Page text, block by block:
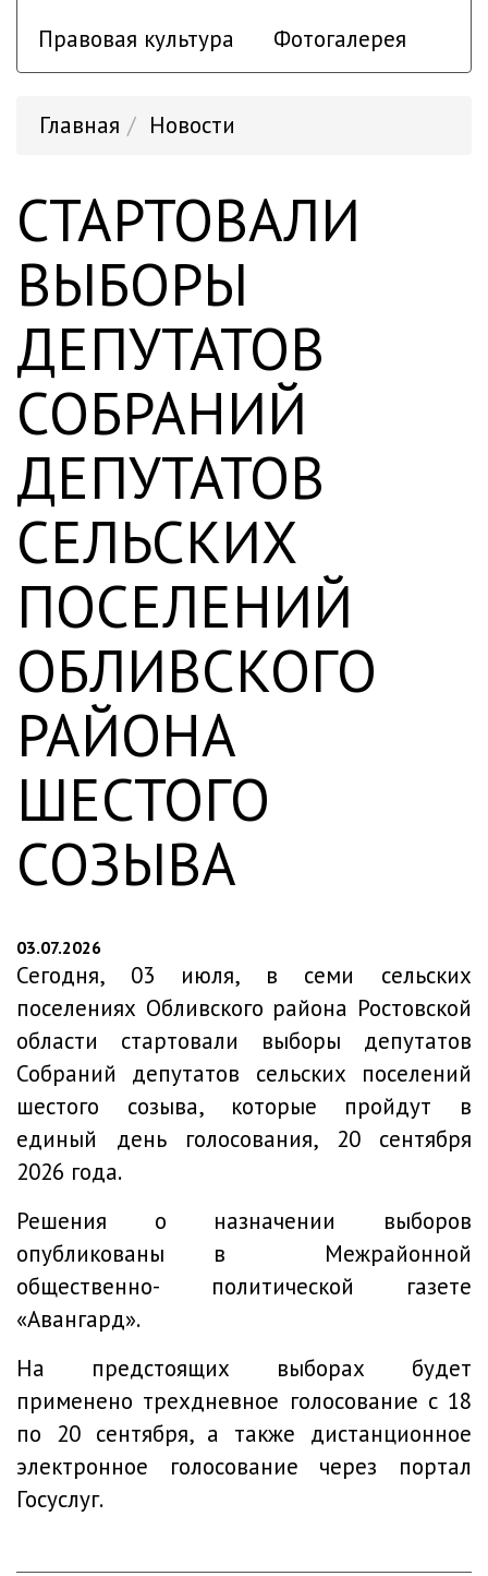
Правовая культура Фотогалерея
Главная Новости
СТАРТОВАЛИ
ВЫБОРЫ
ДЕПУТАТОВ
СОБРАНИЙ
ДЕПУТАТОВ
СЕЛЬСКИХ
ПОСЕЛЕНИЙ
ОБЛИВСКОГО
РАЙОНА
ШЕСТОГО
СОЗЫВА
03.07.2026
Сегодня, 03 июля, в семи сельских
поселениях Обливского района Ростовской
области стартовали выборы депутатов
Собраний депутатов сельских поселений
шестого созыва, которые пройдут в
единый день голосования, 20 сентября
2026 года.
Решения о назначении выборов
опубликованы в Межрайонной
общественно- политической газете
«Авангард».
На предстоящих выборах будет
применено трехдневное голосование с 18
по 20 сентября, а также дистанционное
электронное голосование через портал
Госуслуг.